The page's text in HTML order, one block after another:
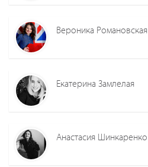
Вероника Романовская
Екатерина Замлелая
Анастасия Шинкаренко